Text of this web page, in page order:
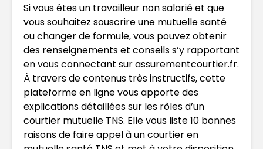
Si vous êtes un travailleur non salarié et que
vous souhaitez souscrire une mutuelle santé
ou changer de formule, vous pouvez obtenir
des renseignements et conseils s’y rapportant
en vous connectant sur assurementcourtier.fr.
À travers de contenus très instructifs, cette
plateforme en ligne vous apporte des
explications détaillées sur les rôles d’un
courtier mutuelle TNS. Elle vous liste 10 bonnes
raisons de faire appel à un courtier en